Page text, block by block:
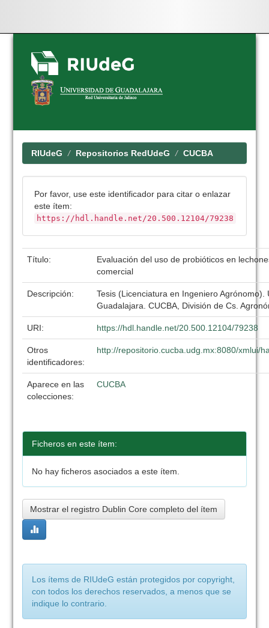
Skip
navigation
RIUdeG Repositorios RedUdeG CUCBA
Por favor, use este identificador para citar o enlazar
este ítem:
https://hdl.handle.net/20.500.12104/79238
Título:
Evaluación del uso de probióticos en
comercial
Descripción:
Tesis (Licenciatura en Ingeniero Agrónomo).
Guadalajara. CUCBA, División de Cs.
URI: https://hdl.handle.net/20.500.12104/79238
Otros
identificadores:
http://repositorio.cucba.udg.mx:8080/xmlui/
Aparece en las
colecciones:
CUCBA
Ficheros en este ítem:
No hay ficheros asociados a este ítem.
Mostrar el registro Dublin Core completo del ítem
Los ítems de RIUdeG están protegidos por copyright,
con todos los derechos reservados, a menos que se
indique lo contrario.